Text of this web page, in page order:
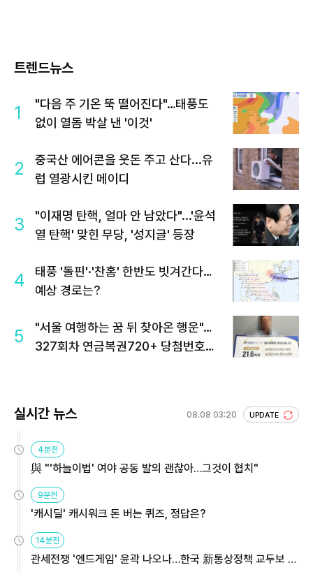
트렌드뉴스
1
"다음 주 기온 뚝 떨어진다"…태풍도
없이 열돔 박살 낸 '이것'
2
중국산 에어콘을 웃돈 주고 산다...유
럽 열광시킨 메이디
3
"이재명 탄핵, 얼마 안 남았다"...'윤석
열 탄핵' 맞힌 무당, '성지글' 등장
4
태풍 '돌핀'·'찬홈' 한반도 빗겨간다…
예상 경로는?
5
"서울 여행하는 꿈 뒤 찾아온 행운"…
327회차 연금복권720+ 당첨번호조
실시간 뉴스 08.08 03:20 UPDATE
4분전
與 "'하늘이법' 여야 공동 발의 괜찮아…그것이 협치"
9분전
'캐시딜' 캐시워크 돈 버는 퀴즈, 정답은?
14분전
관세전쟁 '엔드게임' 윤곽 나오나…한국 新통상정책 교두보 활